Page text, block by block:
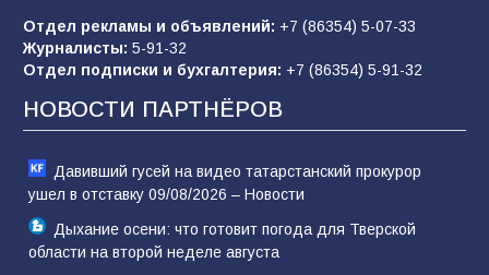
Батайчане вышли в финал Всероссийского
конкурса «Большая перемена»
Отдел рекламы и объявлений: +7 (86354) 5-07-33
Журналисты: 5-91-32
Отдел подписки и бухгалтерия: +7 (86354) 5-91-32
НОВОСТИ ПАРТНЁРОВ
Давивший гусей на видео татарстанский прокурор
ушел в отставку 09/08/2026 – Новости
Дыхание осени: что готовит погода для Тверской
области на второй неделе августа